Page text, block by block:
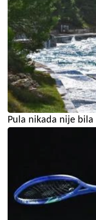
Pula nikada nije